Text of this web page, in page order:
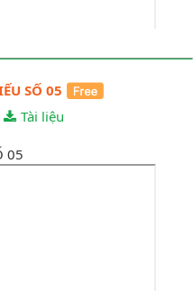
SỐ 05
Tài liệu
05